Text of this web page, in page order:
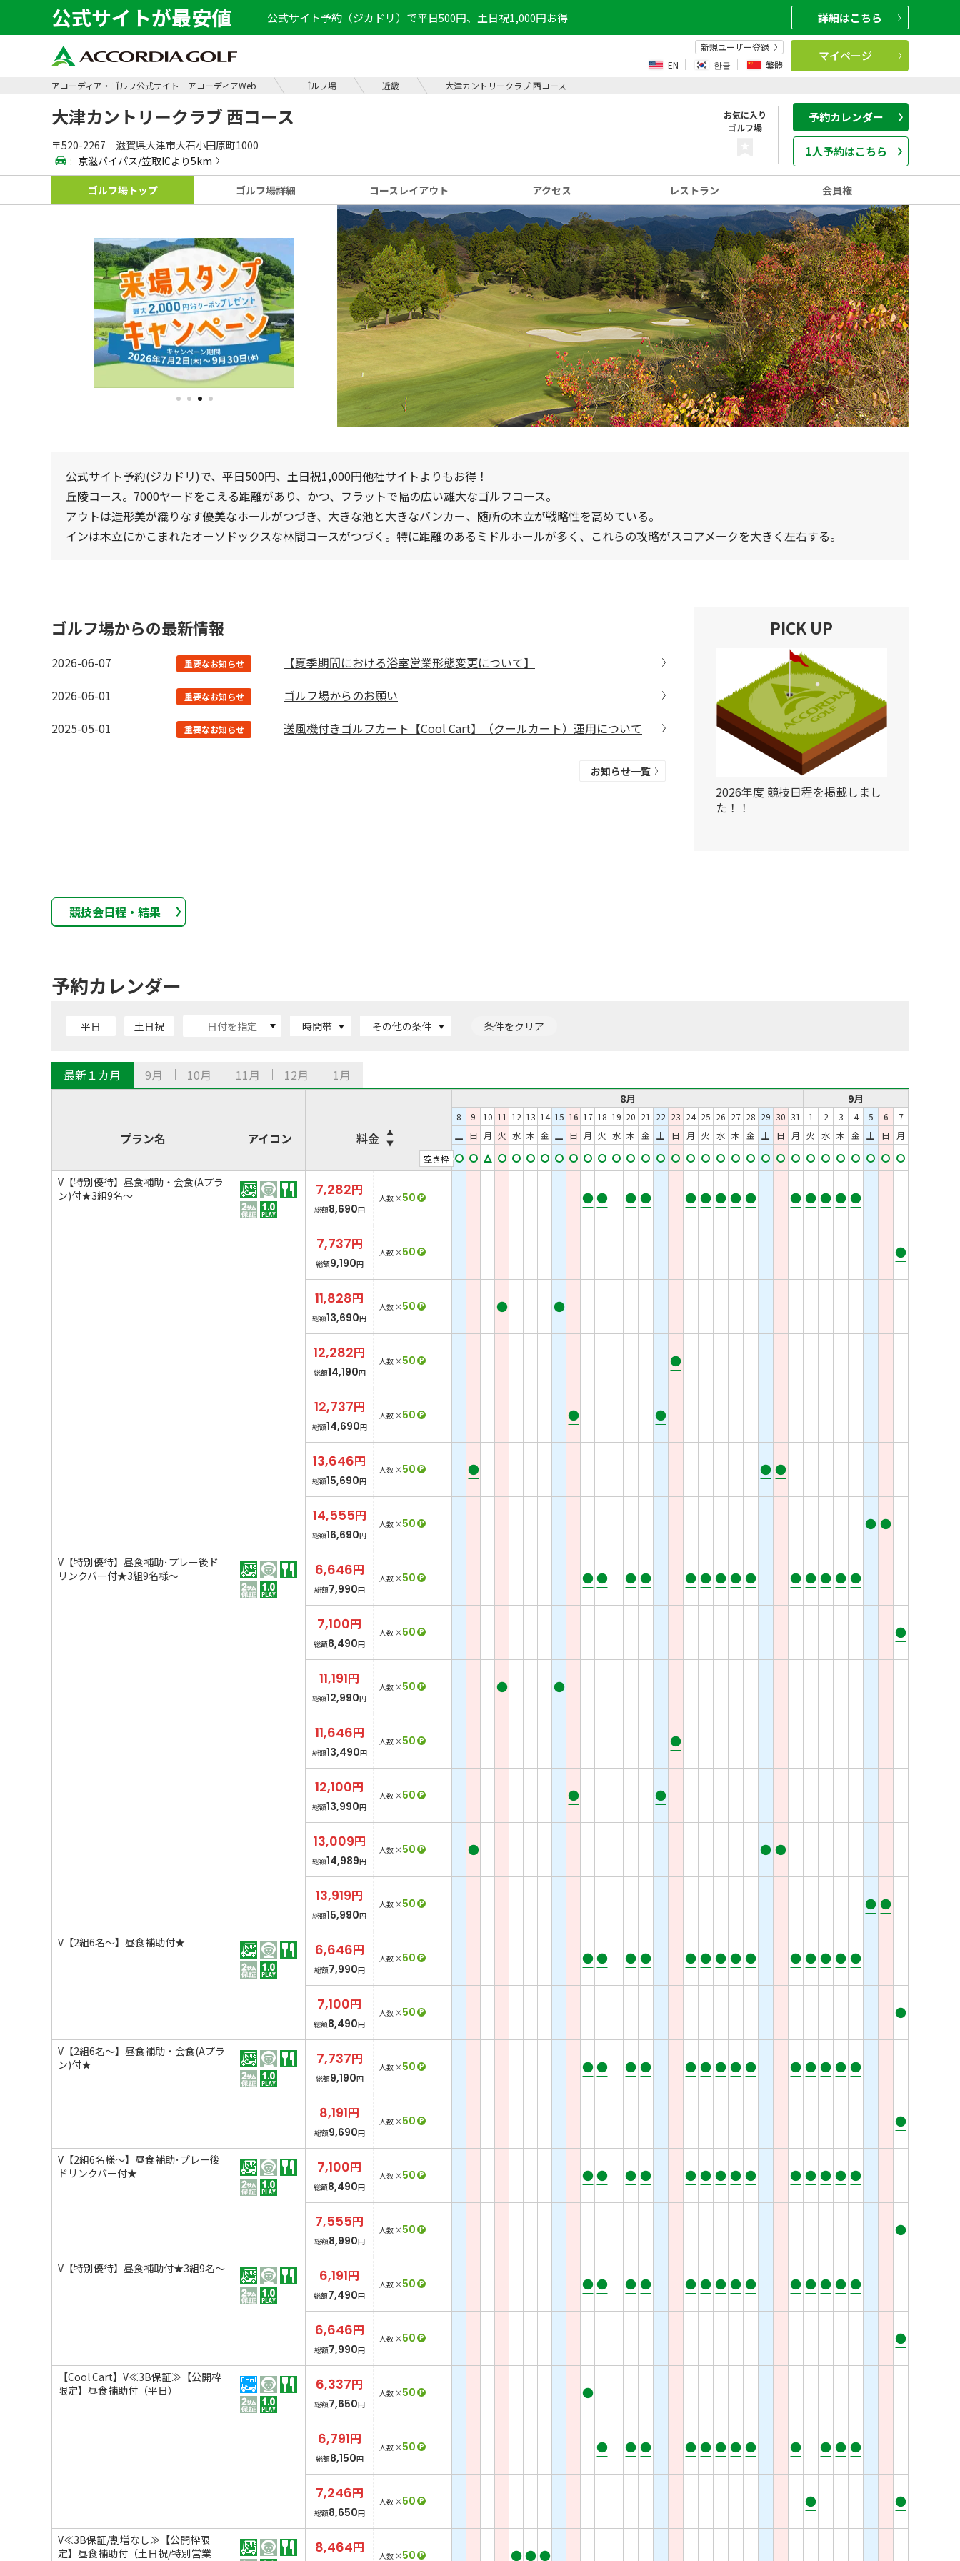
公式サイトが最安値 公式サイト予約（ジカドリ）で平日500円、土日祝1,000円お得 詳細はこちら
新規ユーザー登録
EN
한글 繁體
マイページ
アコーディア・ゴルフ公式サイト アコーディアWeb ゴルフ場 近畿 大津カントリークラブ 西コース
大津カントリークラブ 西コース
〒520-2267 滋賀県大津市大石小田原町1000
: 京滋バイパス/笠取ICより5km
お気に入り
ゴルフ場
予約カレンダー
1人予約はこちら
ゴルフ場 トップ ゴルフ場詳細 コース レイアウト アクセス レストラン 会員権
公式サイト予約(ジカドリ)で、平日500円、土日祝1,000円他社サイトよりもお得！
丘陵コース。7000ヤードをこえる距離があり、かつ、フラットで幅の広い雄大なゴルフコース。
アウトは造形美が織りなす優美なホールがつづき、大きな池と大きなバンカー、随所の木立が戦略性を高めている。
インは木立にかこまれたオーソドックスな林間コースがつづく。特に距離のあるミドルホールが多く、これらの攻略がスコアメークを大きく左右する。
ゴルフ場からの最新情報
2026-06-07 重要なお知らせ
【夏季期間における浴室営業形態変更について】
2026-06-01
重要なお知らせ
ゴルフ場からのお願い
2025-05-01
重要なお知らせ 送風機付きゴルフカート【Cool Cart】（クールカート）運用について
お知らせ一覧
PICK UP
2026年度 競技日程を掲載しまし
た！！
競技会日程・結果
予約カレンダー
平日 土日祝 時間帯 その他の条件 条件をクリア
最新１カ月 9月 10月 11月 12月 1月
プラン名 アイコン 料金
8月 9月
8 9 10 11 12 13 14 15 16 17 18 19 20 21 22 23 24 25 26 27 28 29 30 31 1 2 3 4 5 6
7
土 日 月 火 水 木 金 土 日 月 火 水 木 金 土 日 月 火 水 木 金 土 日 月 火 水 木 金 土 日
月
空き枠
V【特別優待】昼食補助・会食(Aプラ
ン)付★3組9名～
7,282円
総額8,690円
人数 × 50 P ●● ● ● ● ● ● ● ● ● ● ● ● ●
7,737円
総額9,190円
人数 × 50 P ●
11,828円
総額13,690円
人数 × 50 P ● ●
12,282円
総額14,190円
人数 × 50 P ●
12,737円
総額14,690円
人数 × 50 P ● ●
13,646円
総額15,690円
人数 × 50 P ● ● ●
14,555円
総額16,690円
人数 × 50 P ● ●
V【特別優待】昼食補助･プレー後ド
リンクバー付★3組9名様～
6,646円
総額7,990円
人数 × 50 P ●● ● ● ● ● ● ● ● ● ● ● ● ●
7,100円
総額8,490円
人数 × 50 P ●
11,191円
総額12,990円
人数 × 50 P ● ●
11,646円
総額13,490円
人数 × 50 P ●
12,100円
総額13,990円
人数 × 50 P ● ●
13,009円
総額14,989円
人数 × 50 P ● ● ●
13,919円
総額15,990円
人数 × 50 P ● ●
V【2組6名～】昼食補助付★ 6,646円
総額7,990円
人数 × 50 P ●● ● ● ● ● ● ● ● ● ● ● ● ●
7,100円
総額8,490円
人数 × 50 P ●
V【2組6名～】昼食補助・会食(Aプラ
ン)付★
7,737円
総額9,190円
人数 × 50 P ●● ● ● ● ● ● ● ● ● ● ● ● ●
8,191円
総額9,690円
人数 × 50 P ●
V【2組6名様～】昼食補助･プレー後
ドリンクバー付★
7,100円
総額8,490円
人数 × 50 P ●● ● ● ● ● ● ● ● ● ● ● ● ●
7,555円
総額8,990円
人数 × 50 P ●
V【特別優待】昼食補助付★3組9名～ 6,191円
総額7,490円
人数 × 50 P ●● ● ● ● ● ● ● ● ● ● ● ● ●
6,646円
総額7,990円
人数 × 50 P ●
【Cool Cart】V≪3B保証≫【公開枠
限定】昼食補助付（平日）
6,337円
総額7,650円
人数 × 50 P ●
6,791円
総額8,150円
人数 × 50 P ● ● ● ● ● ● ● ● ● ● ● ●
7,246円
総額8,650円
人数 × 50 P ● ●
V≪3B保証/割増なし≫【公開枠限
定】昼食補助付（土日祝/特別営業
8,464円
人数 × 50 P ●●●